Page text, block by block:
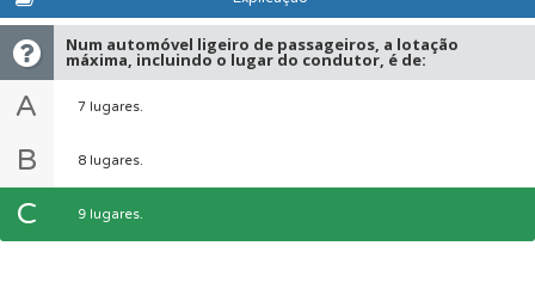
Num automóvel ligeiro de passageiros, a lotação
máxima, incluindo o lugar do condutor, é de:
A 7 lugares.
B 8 lugares.
C 9 lugares.